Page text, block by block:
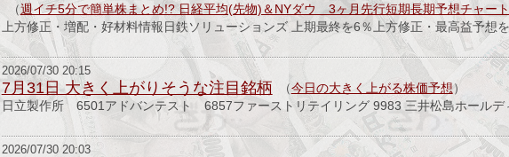
（週イチ5分で簡単株まとめ!? 日経平均(先物)＆NYダウ 3ヶ月先行短期長期予想チャート
上方修正・増配・好材料情報日鉄ソリューションズ 上期最終を6％上方修正・最高益予想
2026/07/30 20:15
7月31日 大きく上がりそうな注目銘柄 （今日の大きく上がる株価予想）
日立製作所 6501アドバンテスト 6857ファーストリテイリング 9983 三井松島ホールデ
2026/07/30 20:03